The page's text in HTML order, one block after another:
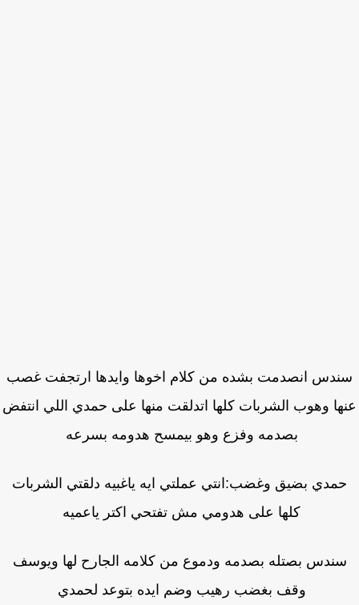
انصدمت بشده من كلام اخوها وايدها ارتجفت غصب
وهوب الشربات كلها اتدلقت منها على حمدي اللي انتفض
بصدمه وفزع وهو بيمسح هدومه بسرعه
بضيق وغضب:انتي عملتي ايه ياغبيه دلقتي الشربات
كلها على هدومي مش تفتحي اكتر ياعميه
بصتله بصدمه ودموع من كلامه الجارح لها ويوسف
وقف بغضب رهيب وضم ايده بتوعد لحمدي